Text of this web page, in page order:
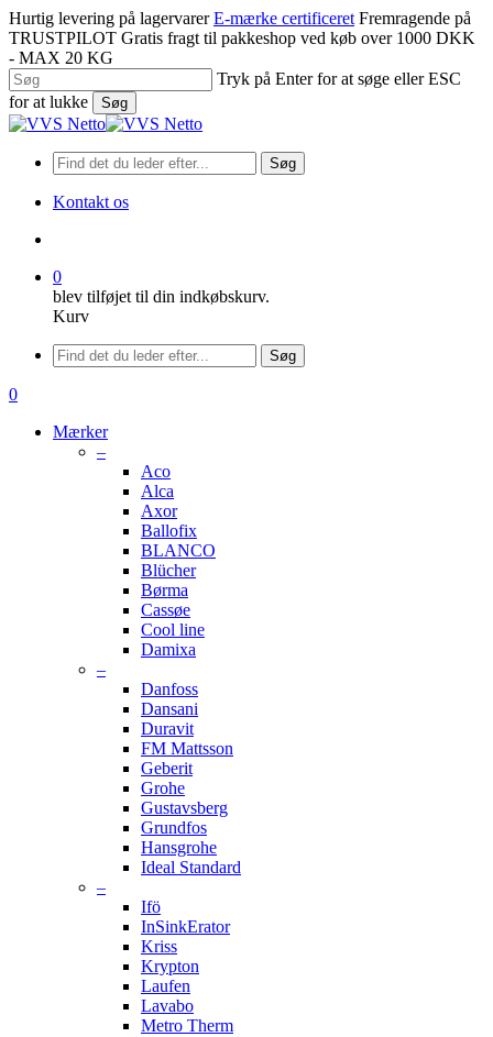
Spring
til
hovedindhold
Hurtig levering på lagervarer E-mærke certificeret Fremragende på
TRUSTPILOT Gratis fragt til pakkeshop ved køb over 1000 DKK
- MAX 20 KG
Tryk på Enter for at søge eller ESC
for at lukke
Søg
Luk
Søg
Kontakt os
0
blev tilføjet til din indkøbskurv.
Kurv
Menu
Søg
søge
0
Mærker
–
Aco
Alca
Axor
Ballofix
BLANCO
Blücher
Børma
Cassøe
Cool line
Damixa
–
Danfoss
Dansani
Duravit
FM Mattsson
Geberit
Grohe
Gustavsberg
Grundfos
Hansgrohe
Ideal Standard
–
Ifö
InSinkErator
Kriss
Krypton
Laufen
Lavabo
Metro Therm